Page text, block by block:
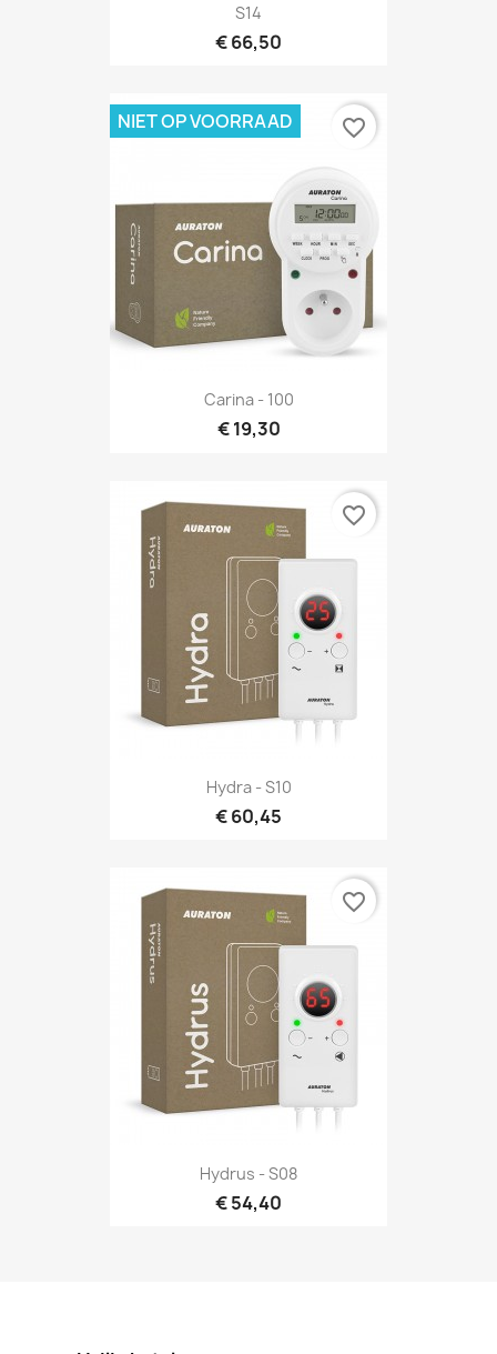
S14
€ 66,50
Carina - 100
€ 19,30
NIET OP VOORRAAD favorite_border
Hydra - S10
€ 60,45
favorite_border
Hydrus - S08
€ 54,40
favorite_border